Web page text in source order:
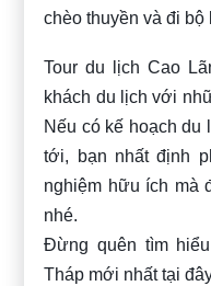
chèo thuyền và đi bộ
Tour du lịch Cao
khách du lịch với
Nếu có kế hoạch
tới, bạn nhất định
nghiệm hữu ích mà
nhé.
Đừng quên tìm
Tháp mới nhất tại